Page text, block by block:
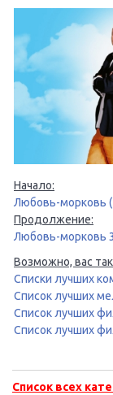
Начало:
Любовь-морковь
Продолжение:
Любовь-морковь
Возможно, вас
Списки лучших
Список лучших
Список лучших
Список лучших
Список всех